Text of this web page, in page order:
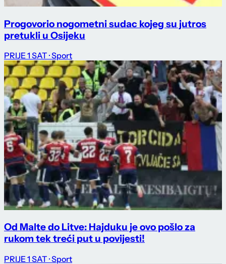
Progovorio nogometni sudac kojeg su jutros
pretukli u Osijeku
PRIJE 1 SAT · Sport
Od Malte do Litve: Hajduku je ovo pošlo za
rukom tek treći put u povijesti!
PRIJE 1 SAT · Sport